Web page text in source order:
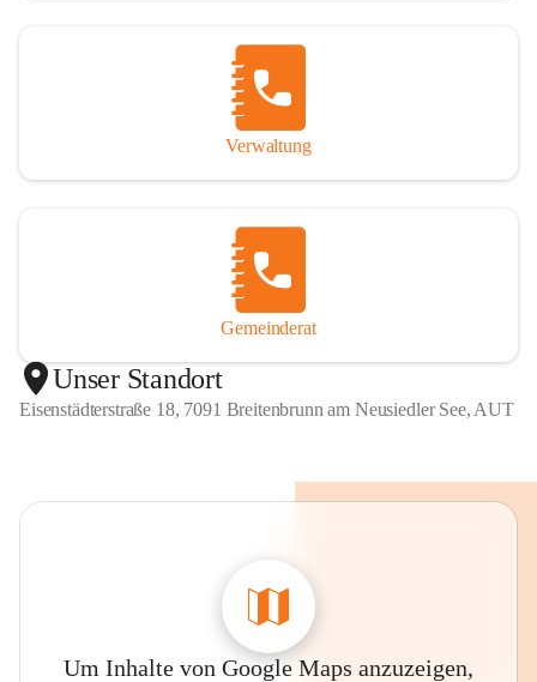
Verwaltung
Gemeinderat
Unser Standort
Eisenstädterstraße 18, 7091 Breitenbrunn am Neusiedler See, AUT
Um Inhalte von Google Maps anzuzeigen,